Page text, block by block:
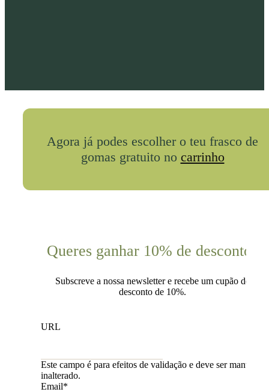
Agora já podes escolher o teu frasco de
gomas gratuito no carrinho
Queres ganhar 10% de desconto?
Subscreve a nossa newsletter e recebe um cupão de
desconto de 10%.
URL
Este campo é para efeitos de validação e deve ser mantido
inalterado.
Email*